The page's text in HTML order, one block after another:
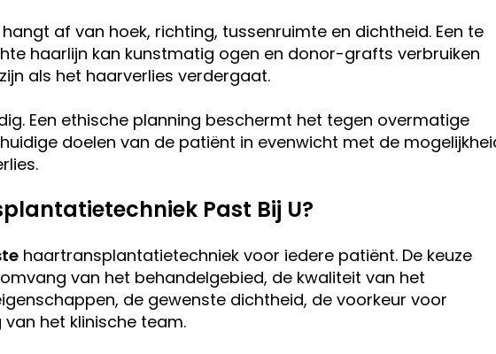
af van hoek, richting, tussenruimte en dichtheid. Een te
haarlijn kan kunstmatig ogen en donor-grafts verbruiken
als het haarverlies verdergaat.
Een ethische planning beschermt het tegen overmatige
doelen van de patiënt in evenwicht met de
Past Bij U?
haartransplantatietechniek voor iedere patiënt. De keuze
van het behandelgebied, de kwaliteit van het
de gewenste dichtheid, de voorkeur voor
het klinische team.